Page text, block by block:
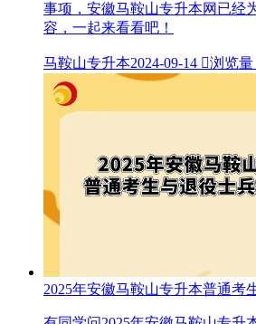
事项，安徽马鞍山专升本网已经
容，一起来看看吧！
马鞍山专升本2024-09-14 浏览量
2025年安徽马鞍山专升本普通考